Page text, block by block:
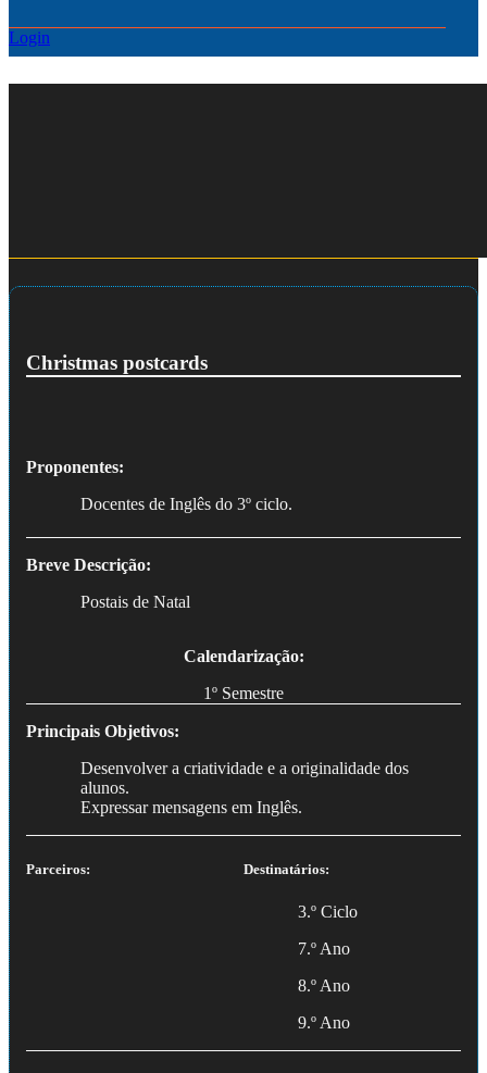
Login
Christmas postcards
Proponentes:
Docentes de Inglês do 3º ciclo.
Breve Descrição:
Postais de Natal
Calendarização:
1º Semestre
Principais Objetivos:
Desenvolver a criatividade e a originalidade dos
alunos.
Expressar mensagens em Inglês.
Parceiros: Destinatários:
3.º Ciclo
7.º Ano
8.º Ano
9.º Ano